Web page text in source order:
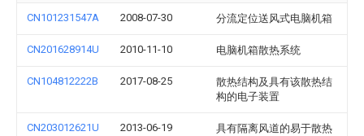
CN101231547A 2008-07-30 分流定位送风式电脑机箱
CN201628914U 2010-11-10 电脑机箱散热系统
CN104812222B 2017-08-25
散热结构及具有该散热结
构的电子装置
CN203012621U 2013-06-19
具有隔离风道的易于散热